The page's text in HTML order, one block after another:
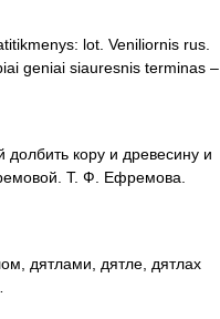
lot. Veniliornis rus.
geniai siauresnis terminas –
кору и древесину и
Т. Ф. Ефремова.
дятлами, дятле, дятлах